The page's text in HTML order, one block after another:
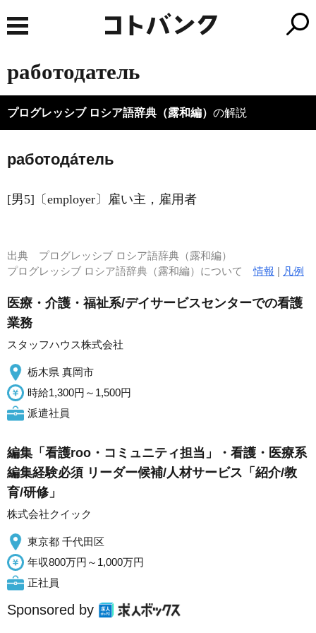
работодатель
プログレッシブ ロシア語辞典（露和編） の解説
работода́тель
[男5]〔employer〕雇い主，雇用者
出典 プログレッシブ ロシア語辞典（露和編）
プログレッシブ ロシア語辞典（露和編）について情報 | 凡例
医療・介護・福祉系/デイサービスセンターでの看護
業務
スタッフハウス株式会社
栃木県 真岡市
時給1,300円～1,500円
派遣社員
編集「看護roo・コミュニティ担当」・看護・医療系
編集経験必須 リーダー候補/人材サービス「紹介/教
育/研修」
株式会社クイック
東京都 千代田区
年収800万円～1,000万円
正社員
Sponsored by